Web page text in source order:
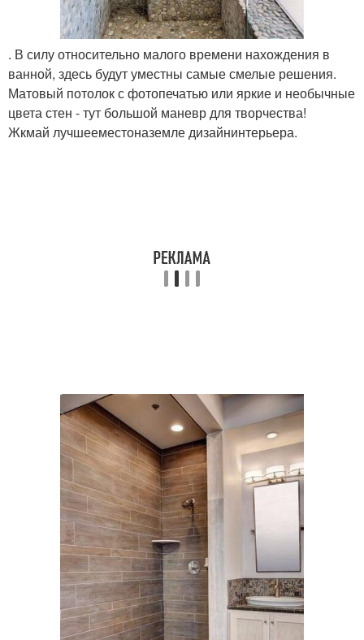
. В силу относительно малого времени нахождения в
ванной, здесь будут уместны самые смелые решения.
Матовый потолок с фотопечатью или яркие и необычные
цвета стен - тут большой маневр для творчества!
Жкмай лучшееместоназемле дизайнинтерьера.